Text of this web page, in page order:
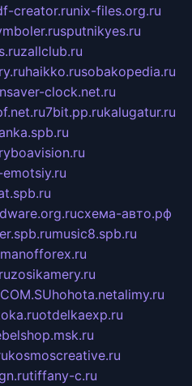
creator.runix-files.org.ru
sputnikyes.ru
zallclub.ru
haikko.rusobakopedia.ru
clock.net.ru
7bit.pp.rukalugatur.ru
схема-авто.рф
music8.spb.ru
zosikamery.ru
hohota.netalimy.ru
otdelkaexp.ru
kosmoscreative.ru
tiffany-c.ru